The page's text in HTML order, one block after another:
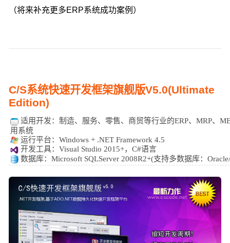
（将来补充更多ERP系统成功案例）
C/S系统快速开发框架旗舰版V5.0(Ultimate
Edition)
适用开发： 制造、服务、零售、商贸等行业的ERP、MRP、
用系统
运行平台：Windows + .NET Framework 4.5
开发工具：Visual Studio 2015+，C#语言
数据库：Microsoft SQLServer 2008R2+(支持多数据库：